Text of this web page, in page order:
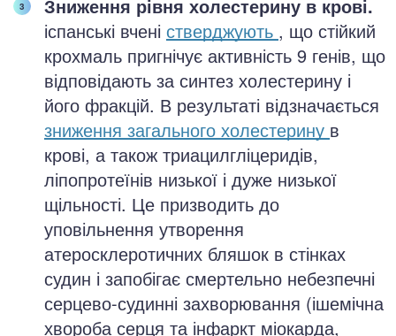
Зниження рівня холестерину в крові.
іспанські вчені стверджують , що стійкий
крохмаль пригнічує активність 9 генів, що
відповідають за синтез холестерину і
його фракцій. В результаті відзначається
зниження загального холестерину в
крові, а також триацилгліцеридів,
ліпопротеїнів низької і дуже низької
щільності. Це призводить до
уповільнення утворення
атеросклеротичних бляшок в стінках
судин і запобігає смертельно небезпечні
серцево-судинні захворювання (ішемічна
хвороба серця та інфаркт міокарда,